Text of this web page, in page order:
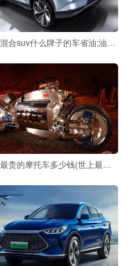
油电混合suv什么牌子的车省油;油电混合suv汽车排行榜前
世界最贵的摩托车多少钱(世上最贵的摩托车77亿)